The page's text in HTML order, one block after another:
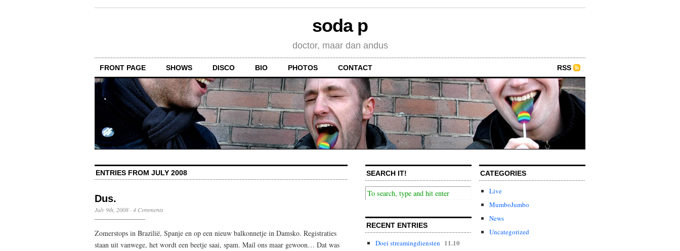
soda p
doctor, maar dan andus
FRONT PAGE SHOWS DISCO BIO PHOTOS CONTACT RSS
ENTRIES FROM JULY 2008
Dus.
July 9th, 2008 · 4 Comments
Zomerstops in Brazilië, Spanje en op een nieuw balkonnetje in Damsko. Registraties
staan uit vanwege, het wordt een beetje saai, spam. Mail ons maar gewoon… Dat was
SEARCH IT!
RECENT ENTRIES
Doei streamingdiensten 11.10
CATEGORIES
Live
MumboJumbo
News
Uncategorized